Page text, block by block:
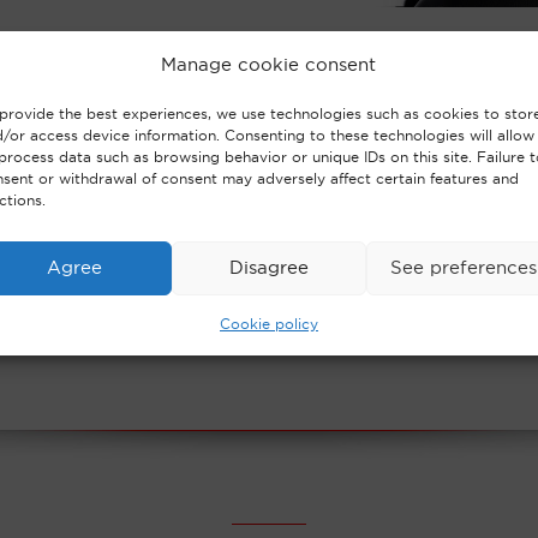
Manage cookie consent
the best experiences, we use technologies such as cookies to
or access device information. Consenting to these technologies will allow
data such as browsing behavior or unique IDs on this site. Failure
or withdrawal of consent may adversely affect certain features and
Agree Disagree See preferences
Cookie policy
du droit social où elle exerce une activité
aussi bien contentieuse que de conseil
dirigeants et cadres.